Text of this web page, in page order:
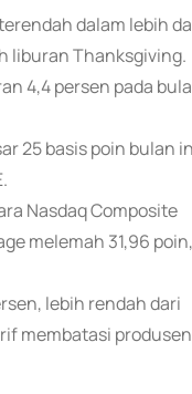
dalam lebih
liburan Thanksgiving.
4,4 persen pada
25 basis poin bulan
Nasdaq Composite
melemah 31,96 poin,
lebih rendah dari
membatasi